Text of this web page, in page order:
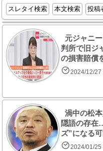
スレタイ検索 本文検索 投稿
元ジャニ
判所で旧ジ
の損害賠償
2024/12/
渦中の松
隠語の存在
ズ”になる
2024/01/